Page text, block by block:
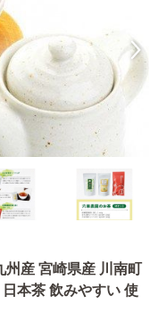
州産 宮崎県産 川南町
本茶 飲みやすい 使